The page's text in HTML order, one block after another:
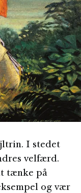
I stedet
velfærd.
tænke på
og vær